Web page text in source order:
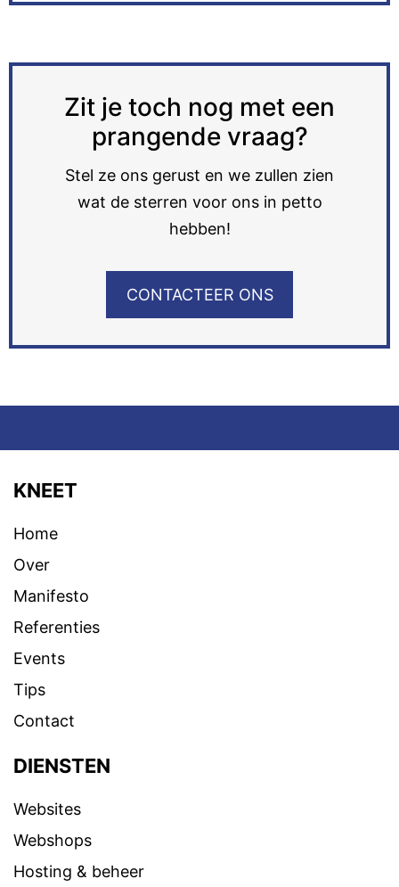
Zit je toch nog met een
prangende vraag?
Stel ze ons gerust en we zullen zien
wat de sterren voor ons in petto
hebben!
CONTACTEER ONS
KNEET
Home
Over
Manifesto
Referenties
Events
Tips
Contact
DIENSTEN
Websites
Webshops
Hosting & beheer